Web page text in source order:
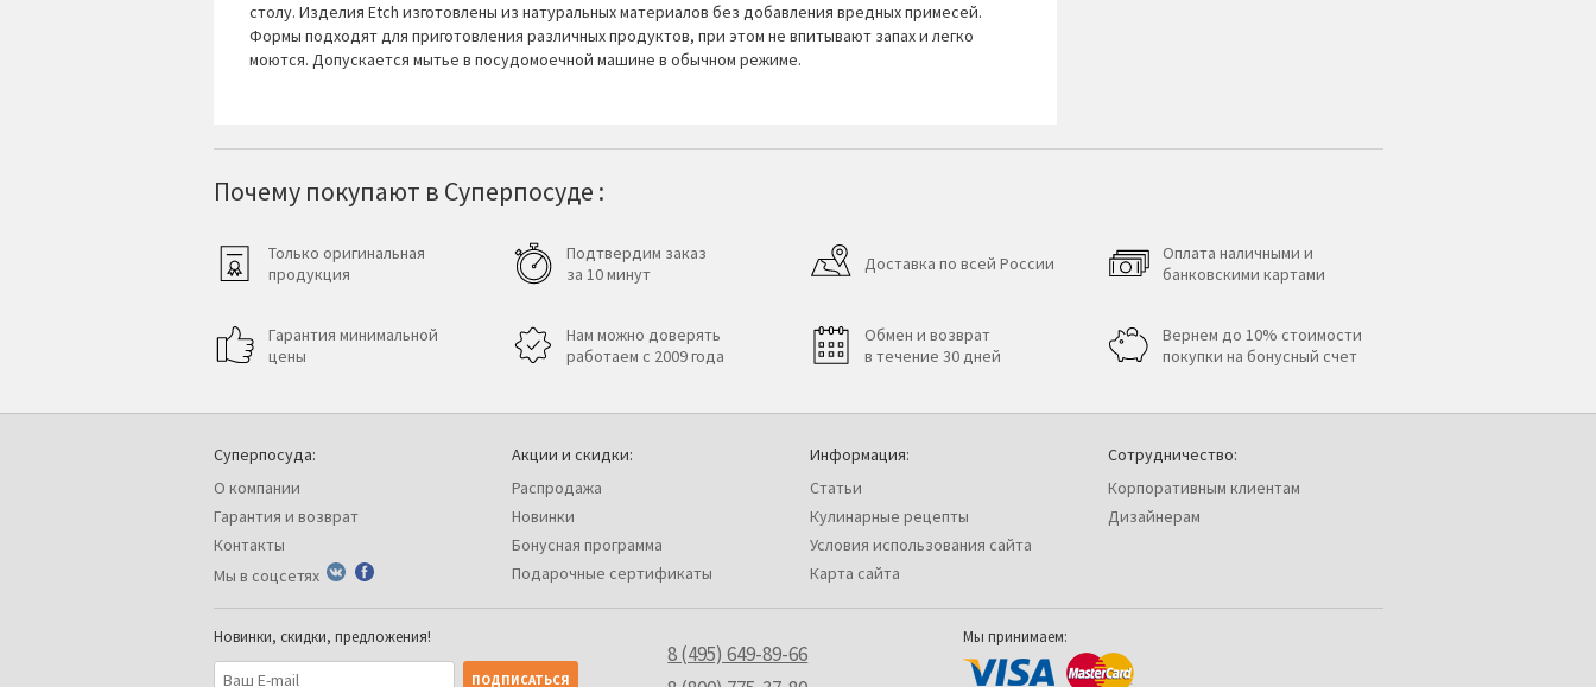
столу. Изделия Etch изготовлены из натуральных материалов без добавления вредных примесей.
Формы подходят для приготовления различных продуктов, при этом не впитывают запах и легко
моются. Допускается мытье в посудомоечной машине в обычном режиме.
Почему покупают в Суперпосуде :
Только оригинальная
продукция
Гарантия минимальной
цены
Подтвердим заказ
за 10 минут
Нам можно доверять
работаем с 2009 года
Доставка по всей России
Обмен и возврат
в течение 30 дней
Оплата наличными и
банковскими картами
Вернем до 10% стоимости
покупки на бонусный счет
Суперпосуда:
О компании
Гарантия и возврат
Контакты
Мы в соцсетях
Акции и скидки:
Распродажа
Новинки
Бонусная программа
Подарочные сертификаты
Информация:
Статьи
Кулинарные рецепты
Условия использования сайта
Карта сайта
Сотрудничество:
Корпоративным клиентам
Дизайнерам
Новинки, скидки, предложения!
8 (495) 649-89-66
Мы принимаем: